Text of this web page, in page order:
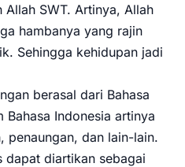
Allah SWT. Artinya, Allah
hambanya yang rajin
Sehingga kehidupan jadi
berasal dari Bahasa
Indonesia artinya
penaungan, dan lain-lain.
dapat diartikan sebagai